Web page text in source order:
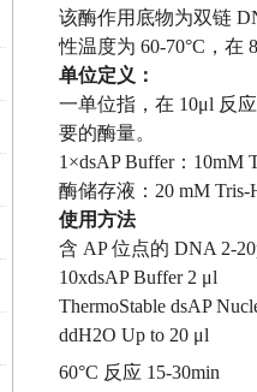
该酶作用底物为双链
性温度为 60-70°C，在
单位定义：
一单位指，在 10μl 反
要的酶量。
1×dsAP Buffer：10mM
酶储存液：20 mM Tris-
使用方法
含 AP 位点的 DNA 2-
10xdsAP Buffer 2 μl
ThermoStable dsAP
ddH2O Up to 20 μl
60°C 反应 15-30min